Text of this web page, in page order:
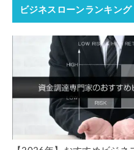
ビジネスローンランキング